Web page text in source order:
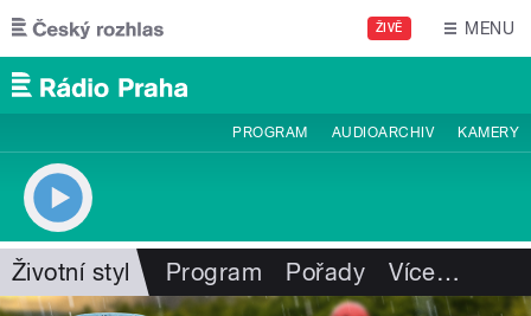
Přejít k hlavnímu obsahu
ŽIVĚ MENU
PROGRAM AUDIOARCHIV KAMERY
Životní styl Program Pořady Více…